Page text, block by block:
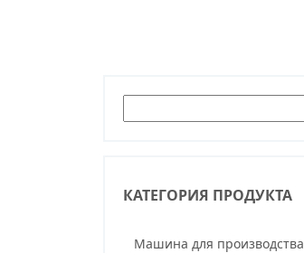
КАТЕГОРИЯ ПРОДУКТА
Машина для производства